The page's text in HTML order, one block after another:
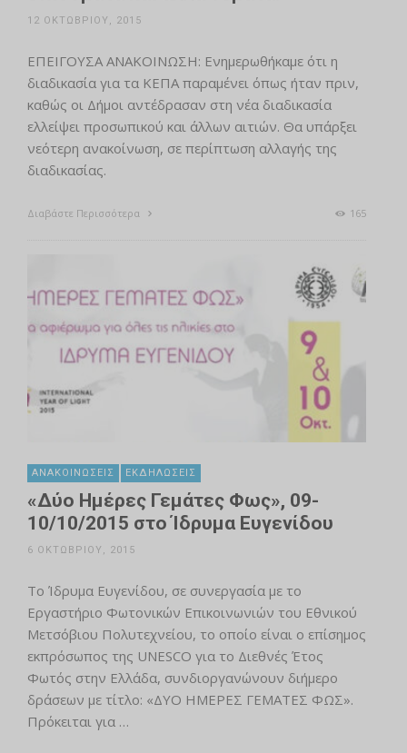
12 ΟΚΤΩΒΡΊΟΥ, 2015
ΕΠΕΙΓΟΥΣΑ ΑΝΑΚΟΙΝΩΣΗ: Ενημερωθήκαμε ότι η
διαδικασία για τα ΚΕΠΑ παραμένει όπως ήταν πριν,
καθώς οι Δήμοι αντέδρασαν στη νέα διαδικασία
ελλείψει προσωπικού και άλλων αιτιών. Θα υπάρξει
νεότερη ανακοίνωση, σε περίπτωση αλλαγής της
διαδικασίας.
Διαβάστε Περισσότερα 165
ΑΝΑΚΟΙΝΏΣΕΙΣ ΕΚΔΗΛΏΣΕΙΣ
«Δύο Ημέρες Γεμάτες Φως», 09-
10/10/2015 στο Ίδρυμα Ευγενίδου
6 ΟΚΤΩΒΡΊΟΥ, 2015
Το Ίδρυμα Ευγενίδου, σε συνεργασία με το
Εργαστήριο Φωτονικών Επικοινωνιών του Εθνικού
Μετσόβιου Πολυτεχνείου, το οποίο είναι ο επίσημος
εκπρόσωπος της UNESCO για το Διεθνές Έτος
Φωτός στην Ελλάδα, συνδιοργανώνουν διήμερο
δράσεων με τίτλο: «ΔΥΟ ΗΜΕΡΕΣ ΓΕΜΑΤΕΣ ΦΩΣ».
Πρόκειται για …